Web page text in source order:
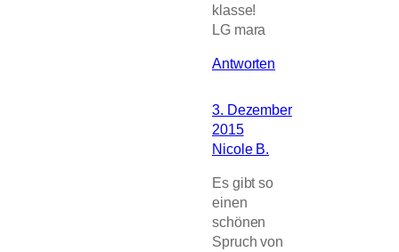
klasse!
LG mara
Antworten
3. Dezember
2015
Nicole B.
Es gibt so
einen
schönen
Spruch von